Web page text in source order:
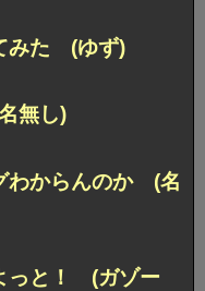
みた (ゆず)
無し)
わからんのか (名
っと！ (ガゾー